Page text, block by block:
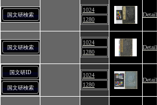
国文研検索
1024
1280
Detail
国文研検索
1024
1280
Detail
国文研ID
国文研検索
1024
1280
Detail